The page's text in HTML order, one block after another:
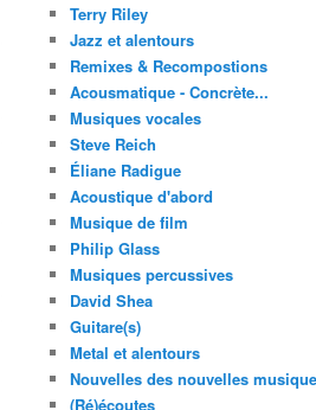
Terry Riley
Jazz et alentours
Remixes & Recompostions
Acousmatique - Concrète...
Musiques vocales
Steve Reich
Éliane Radigue
Acoustique d'abord
Musique de film
Philip Glass
Musiques percussives
David Shea
Guitare(s)
Metal et alentours
Nouvelles des nouvelles
(Ré)écoutes